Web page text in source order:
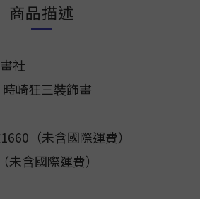
商品描述
社
崎狂三裝飾畫
（未含國際運費）
含國際運費）